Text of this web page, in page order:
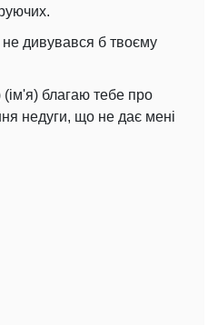
дивувався б твоєму
благаю тебе про
недуги, що не дає мені